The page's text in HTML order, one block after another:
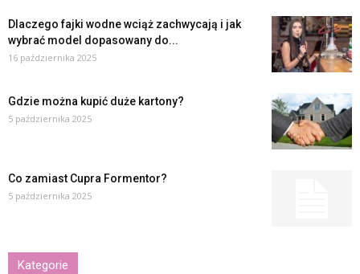
Dlaczego fajki wodne wciąż zachwycają i jak
wybrać model dopasowany do...
16 października 2025
Gdzie można kupić duże kartony?
5 października 2025
Co zamiast Cupra Formentor?
5 października 2025
Kategorie